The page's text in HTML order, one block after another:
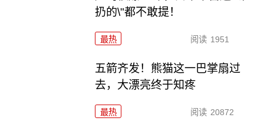
扔的\"都不敢提！
最热 阅读 1951
五箭齐发！熊猫这一巴掌扇过
去，大漂亮终于知疼
最热 阅读 20872